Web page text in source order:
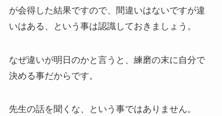
が会得した結果ですので、間違いはないですが違
いはある、という事は認識しておきましょう。
なぜ違いが明日のかと言うと、練磨の末に自分で
決める事だからです。
先生の話を聞くな、という事ではありません。